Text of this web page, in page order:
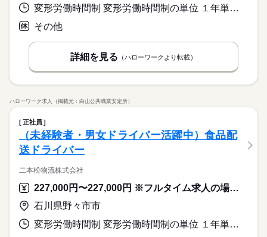
変形労働時間制 変形労働時間制の単位 １年単位 就業時間１ 2時00分〜10時45分 就業時間に関する特記事項 毎日１．２５時間の時間外があります。（ｃ欄手当支給）
その他
詳細を見る （ハローワークより転載）
ハローワーク求人（掲載元：白山公共職業安定所）
正社員
（未経験者・男女ドライバー活躍中）食品配
送ドライバー
二本松物流株式会社
227,000円〜227,000円 ※フルタイム求人の場合は月額（換算額）、パート求人の場合は時間額を表示しています。
石川県野々市市
変形労働時間制 変形労働時間制の単位 １年単位 就業時間１ 5時30分〜14時15分 就業時間に関する特記事項 毎日１．２５時間の時間外があります。（ｃ欄手当支給）